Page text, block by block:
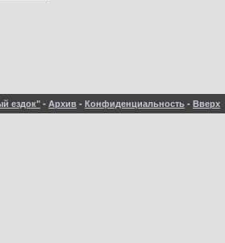
ездок" - Архив - Конфиденциальность - Вверх